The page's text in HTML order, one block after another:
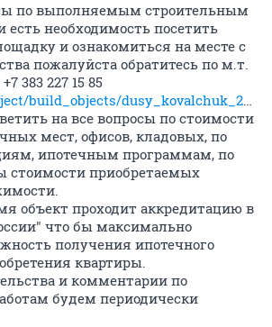
по выполняемым строительным
есть необходимость посетить
и ознакомиться на месте с
пожалуйста обратитесь по м.т.
383 227 15 85
build_objects/dusy_kovalchuk_242_1/
на все вопросы по стоимости
мест, офисов, кладовых, по
ипотечным программам, по
стоимости приобретаемых
объект проходит аккредитацию в
что бы максимально
получения ипотечного
квартиры.
и комментарии по
будем периодически